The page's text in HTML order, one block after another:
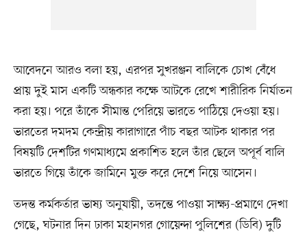
আবেদনে আরও বলা হয়, এরপর সুখরঞ্জন বালিকে চোখ বেঁধে
প্রায় দুই মাস একটি অন্ধকার কক্ষে আটকে রেখে শারীরিক নির্যাতন
করা হয়। পরে তাঁকে সীমান্ত পেরিয়ে ভারতে পাঠিয়ে দেওয়া হয়।
ভারতের দমদম কেন্দ্রীয় কারাগারে পাঁচ বছর আটক থাকার পর
বিষয়টি দেশটির গণমাধ্যমে প্রকাশিত হলে তাঁর ছেলে অপূর্ব বালি
ভারতে গিয়ে তাঁকে জামিনে মুক্ত করে দেশে নিয়ে আসেন।
তদন্ত কর্মকর্তার ভাষ্য অনুযায়ী, তদন্তে পাওয়া সাক্ষ্য-প্রমাণে দেখা
গেছে, ঘটনার দিন ঢাকা মহানগর গোয়েন্দা পুলিশের (ডিবি) দুটি